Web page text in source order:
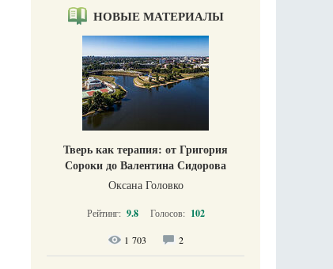
НОВЫЕ МАТЕРИАЛЫ
Тверь как терапия: от Григория
Сороки до Валентина Сидорова
Оксана Головко
Рейтинг: 9.8 Голосов: 102
1 703 2